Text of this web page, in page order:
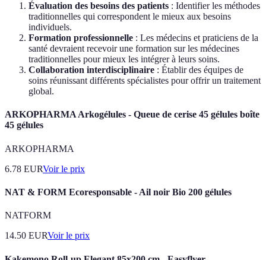
Évaluation des besoins des patients : Identifier les méthodes
traditionnelles qui correspondent le mieux aux besoins
individuels.
Formation professionnelle : Les médecins et praticiens de la
santé devraient recevoir une formation sur les médecines
traditionnelles pour mieux les intégrer à leurs soins.
Collaboration interdisciplinaire : Établir des équipes de
soins réunissant différents spécialistes pour offrir un traitement
global.
ARKOPHARMA Arkogélules - Queue de cerise 45 gélules boîte
45 gélules
ARKOPHARMA
6.78 EURVoir le prix
NAT & FORM Ecoresponsable - Ail noir Bio 200 gélules
NATFORM
14.50 EURVoir le prix